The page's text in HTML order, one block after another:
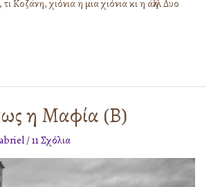
Κοζάνη, χιόνια η μια χιόνια κι η άλλη. Δυο
η Μαφία (Β)
/11 Σχόλια